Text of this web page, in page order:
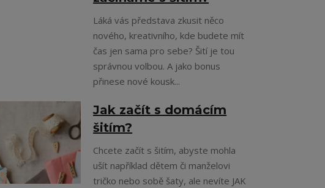
Láká vás představa zkusit něco
nového, kreativního, kde budete mít
čas jen sama pro sebe? Šití je tou
správnou volbou. A jako bonus
přinese nové kousk...
Jak začít s domácím
šitím?
Chcete začít s šitím, abyste mohla
ušít například dětem či manželovi
tričko nebo sobě šaty, ale nevíte JAK